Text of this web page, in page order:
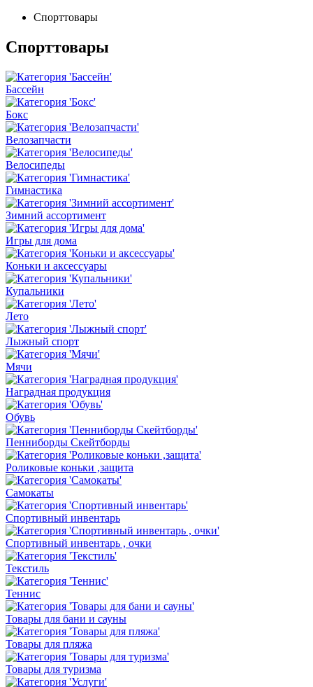
Спорттовары
Спорттовары
Бассейн
Бокс
Велозапчасти
Велосипеды
Гимнастика
Зимний ассортимент
Игры для дома
Коньки и аксессуары
Купальники
Лето
Лыжный спорт
Мячи
Наградная продукция
Обувь
Пенниборды Скейтборды
Роликовые коньки ,защита
Самокаты
Спортивный инвентарь
Спортивный инвентарь , очки
Текстиль
Теннис
Товары для бани и сауны
Товары для пляжа
Товары для туризма